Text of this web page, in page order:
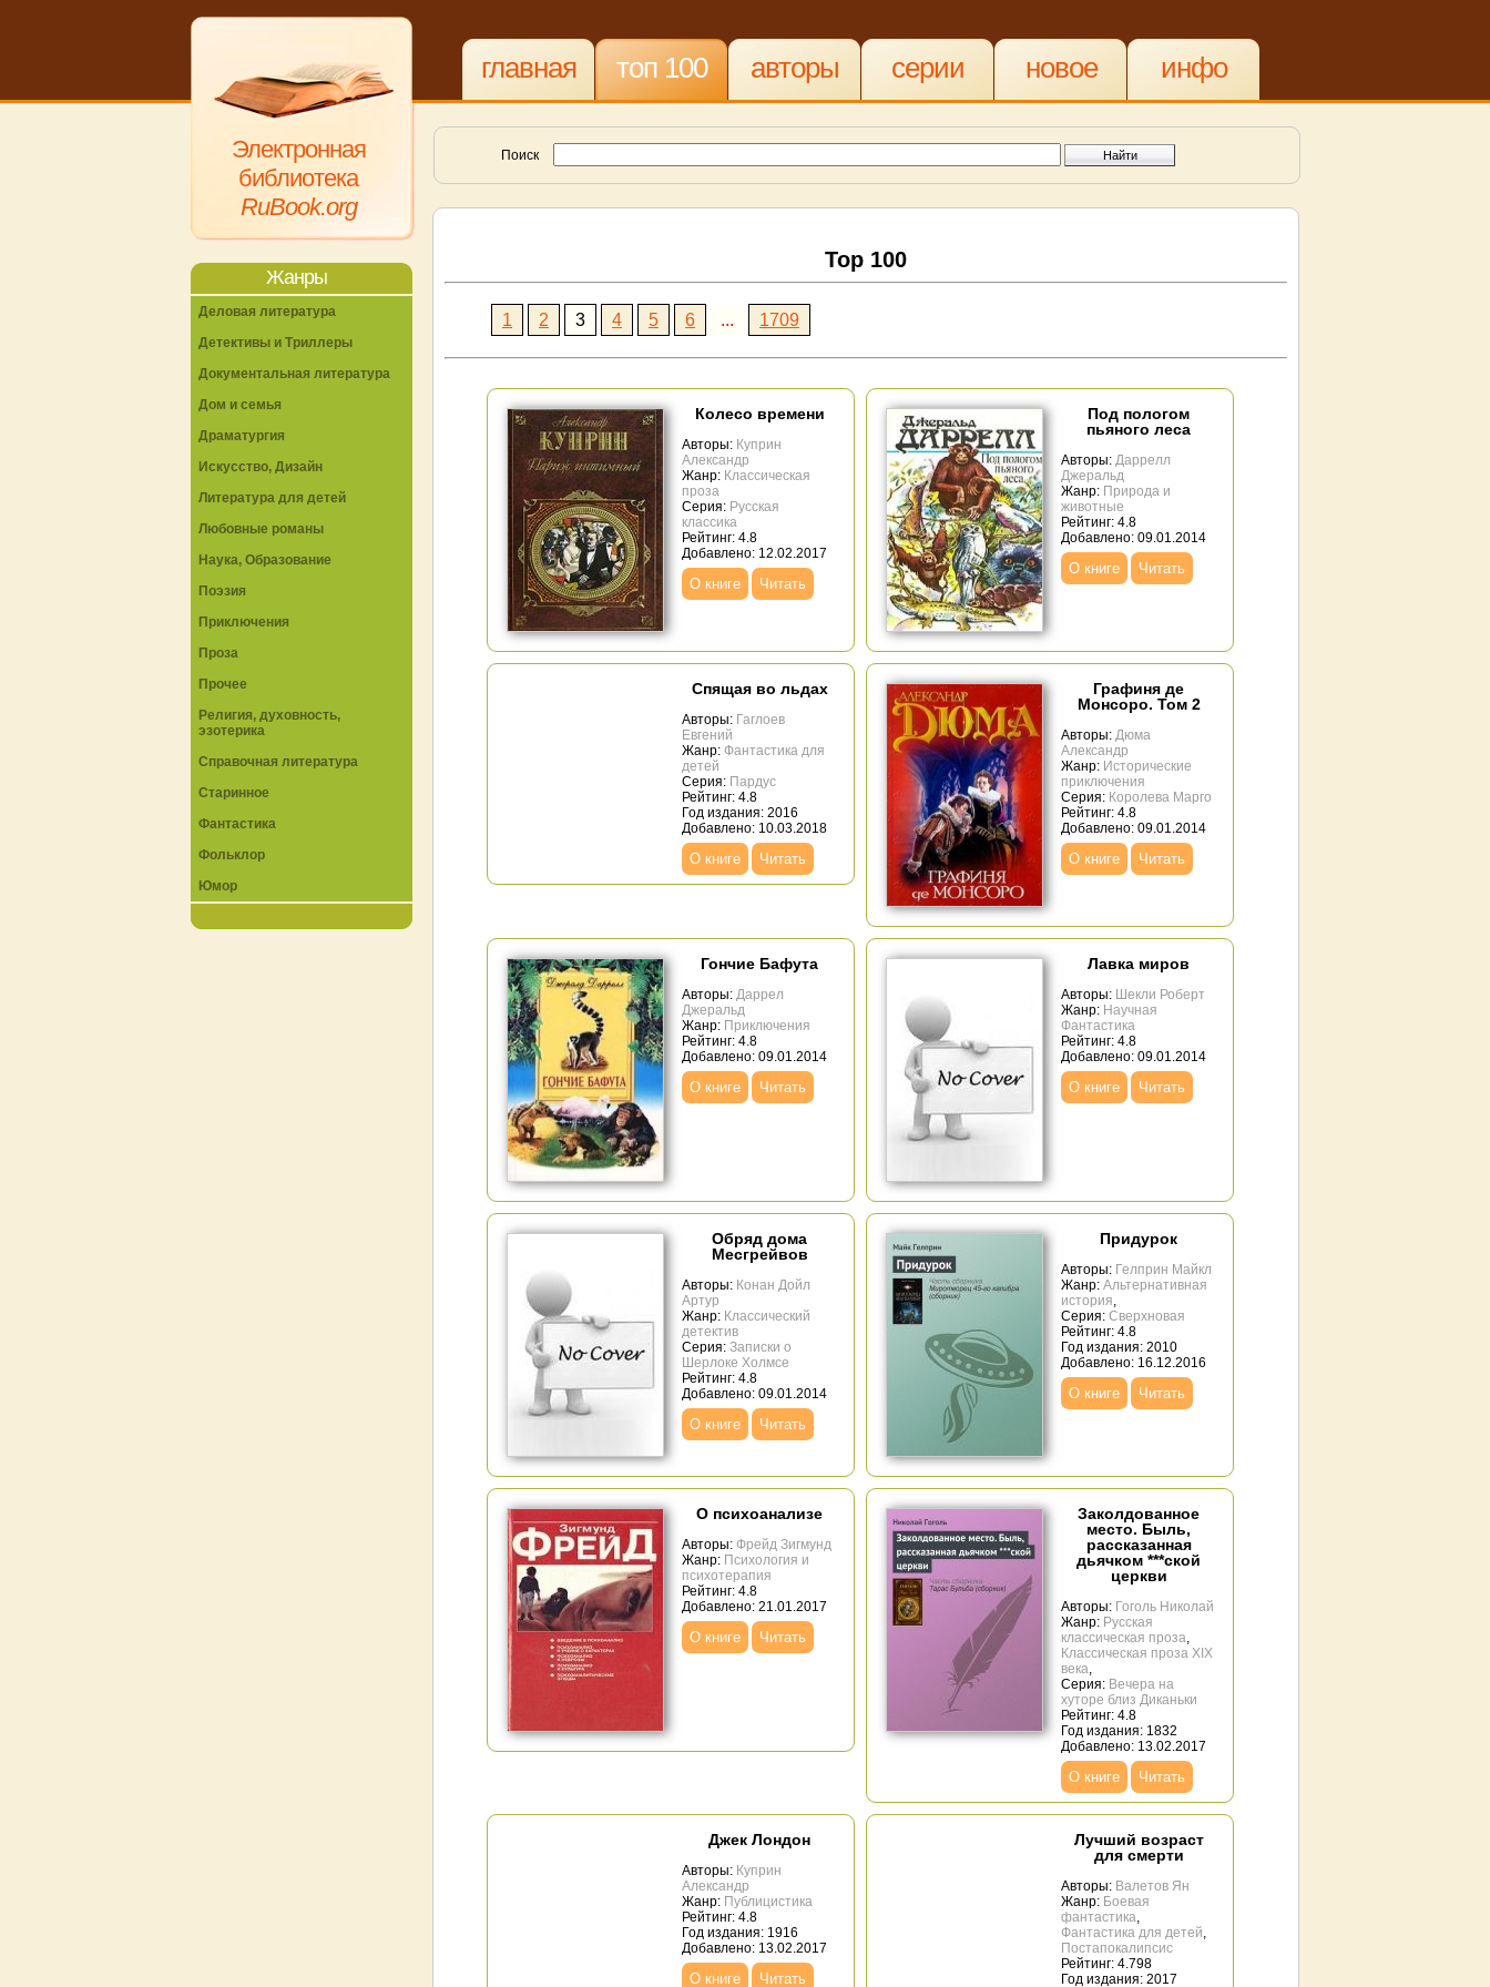
Электронная
библиотека
RuBook.org
главная топ 100 авторы серии новое инфо
Поиск
Top 100
1 2 3 4 5 6 ... 1709
Колесо времени
Авторы: Куприн
Александр
Жанр: Классическая
проза
Серия: Русская
классика
Рейтинг: 4.8
Добавлено: 12.02.2017
О книге Читать
Под пологом
пьяного леса
Авторы: Даррелл
Джеральд
Жанр: Природа и
животные
Рейтинг: 4.8
Добавлено: 09.01.2014
О книге Читать
Спящая во льдах
Авторы: Гаглоев
Евгений
Жанр: Фантастика для
детей
Серия: Пардус
Рейтинг: 4.8
Год издания: 2016
Добавлено: 10.03.2018
О книге Читать
Графиня де
Монсоро. Том 2
Авторы: Дюма
Александр
Жанр: Исторические
приключения
Серия: Королева Марго
Рейтинг: 4.8
Добавлено: 09.01.2014
О книге Читать
Гончие Бафута
Авторы: Даррел
Джеральд
Жанр: Приключения
Рейтинг: 4.8
Добавлено: 09.01.2014
О книге Читать
Лавка миров
Авторы: Шекли Роберт
Жанр: Научная
Фантастика
Рейтинг: 4.8
Добавлено: 09.01.2014
О книге Читать
Обряд дома
Месгрейвов
Авторы: Конан Дойл
Артур
Жанр: Классический
детектив
Серия: Записки о
Шерлоке Холмсе
Рейтинг: 4.8
Добавлено: 09.01.2014
О книге Читать
Придурок
Авторы: Гелприн Майкл
Жанр: Альтернативная
история,
Серия: Сверхновая
Рейтинг: 4.8
Год издания: 2010
Добавлено: 16.12.2016
О книге Читать
О психоанализе
Авторы: Фрейд Зигмунд
Жанр: Психология и
психотерапия
Рейтинг: 4.8
Добавлено: 21.01.2017
О книге Читать
Заколдованное
место. Быль,
рассказанная
дьячком ***ской
церкви
Авторы: Гоголь Николай
Жанр: Русская
классическая проза,
Классическая проза ХIX
века,
Серия: Вечера на
хуторе близ Диканьки
Рейтинг: 4.8
Год издания: 1832
Добавлено: 13.02.2017
О книге Читать
Джек Лондон
Авторы: Куприн
Александр
Жанр: Публицистика
Рейтинг: 4.8
Год издания: 1916
Добавлено: 13.02.2017
О книге Читать
Лучший возраст
для смерти
Авторы: Валетов Ян
Жанр: Боевая
фантастика,
Фантастика для детей,
Постапокалипсис
Рейтинг: 4.798
Год издания: 2017
Жанры
Деловая литература
Детективы и Триллеры
Документальная литература
Дом и семья
Драматургия
Искусство, Дизайн
Литература для детей
Любовные романы
Наука, Образование
Поэзия
Приключения
Проза
Прочее
Религия, духовность,
эзотерика
Справочная литература
Старинное
Фантастика
Фольклор
Юмор